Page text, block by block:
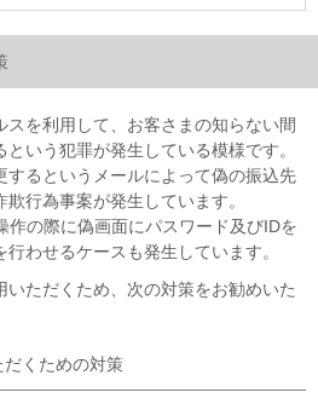
スを利用して、お客さまの知らない間
いう犯罪が発生している模様です。
するというメールによって偽の振込先
行為事案が発生しています。
作の際に偽画面にパスワード及びIDを
わせるケースも発生しています。
ただくため、次の対策をお勧めいた
くための対策